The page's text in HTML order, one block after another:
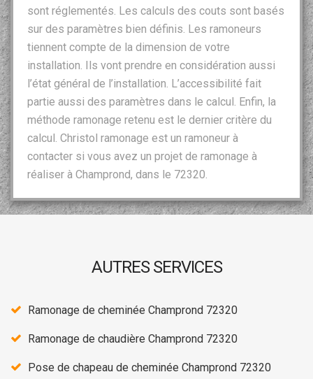
sont réglementés. Les calculs des couts sont basés
sur des paramètres bien définis. Les ramoneurs
tiennent compte de la dimension de votre
installation. Ils vont prendre en considération aussi
l’état général de l’installation. L’accessibilité fait
partie aussi des paramètres dans le calcul. Enfin, la
méthode ramonage retenu est le dernier critère du
calcul. Christol ramonage est un ramoneur à
contacter si vous avez un projet de ramonage à
réaliser à Champrond, dans le 72320.
AUTRES SERVICES
Ramonage de cheminée Champrond 72320
Ramonage de chaudière Champrond 72320
Pose de chapeau de cheminée Champrond 72320